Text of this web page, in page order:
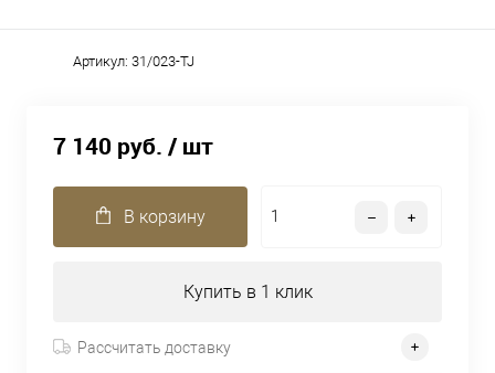
Артикул: 31/023-TJ
7 140 руб. / шт
В корзину
Купить в 1 клик
Рассчитать доставку